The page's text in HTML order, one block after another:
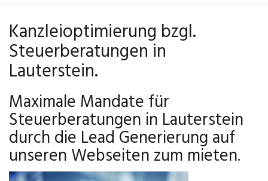
Kanzleioptimierung bzgl.
Steuerberatungen in
Lauterstein.
Maximale Mandate für
Steuerberatungen in Lauterstein
durch die Lead Generierung auf
unseren Webseiten zum mieten.